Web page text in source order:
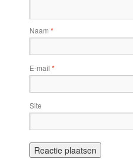
Naam *
E-mail *
Site